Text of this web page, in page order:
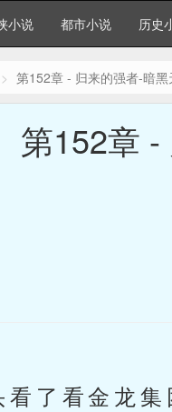
小说 都市小说 历史
第152章 - 归来的强者-暗
第152章
了看金龙集